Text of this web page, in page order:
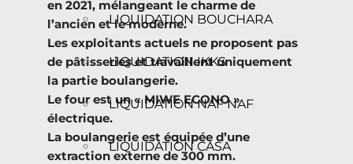
LIQUIDATION BOUCHARA
LIQUIDATION IKKS
LIQUIDATION NAF NAF
LIQUIDATION CASA
en 2021, mélangeant le charme de
l’ancien et le moderne.
Les exploitants actuels ne proposent pas
de pâtisseries et travaillent uniquement
la partie boulangerie.
Le four est un « MIWE ECONO »
électrique.
La boulangerie est équipée d’une
extraction externe de 300 mm.